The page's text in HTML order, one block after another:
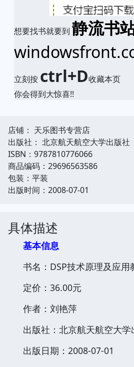
想要找书就要到 静流书
立刻按 ctrl+D收藏本页
你会得到大惊喜!!
店铺： 天乐图书专营店
出版社： 北京航天航空大学出版社
ISBN：9787810776066
商品编码：29696563586
包装：平装
出版时间：2008-07-01
具体描述
基本信息
书名：DSP技术原理及应用
定价：36.00元
作者：刘艳萍
出版社：北京航天航空大学
出版日期：2008-07-01